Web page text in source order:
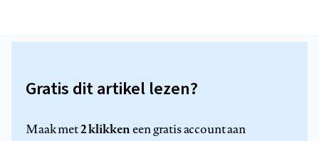
Gratis dit artikel lezen?
Maak met2 klikkeneen gratis account aan